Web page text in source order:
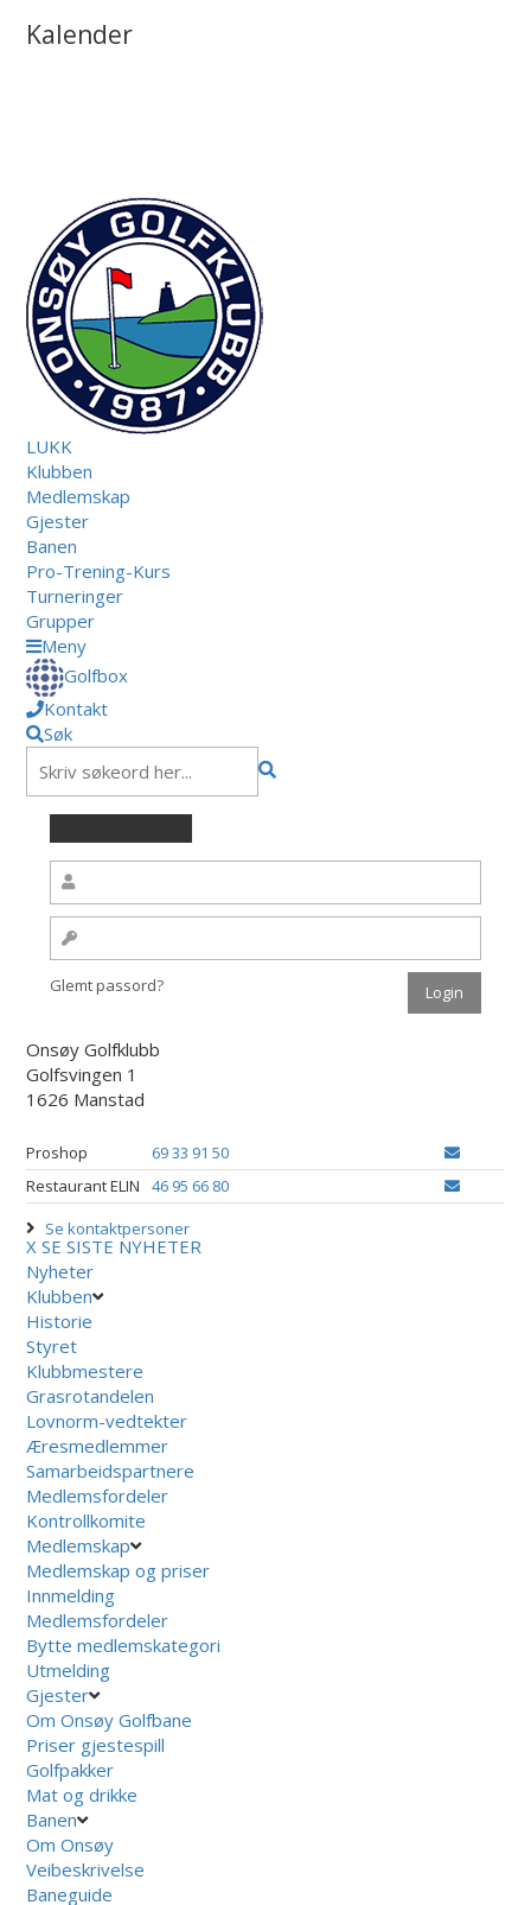
Kalender
LUKK
Klubben
Medlemskap
Gjester
Banen
Pro-Trening-Kurs
Turneringer
Grupper
Meny
Golfbox
Kontakt
Søk
Glemt passord?
Onsøy Golfklubb
Golfsvingen 1
1626 Manstad
Proshop
69 33 91 50
Restaurant ELIN
46 95 66 80
Se kontaktpersoner
X SE SISTE NYHETER
Nyheter
Klubben
Historie
Styret
Klubbmestere
Grasrotandelen
Lovnorm-vedtekter
Æresmedlemmer
Samarbeidspartnere
Medlemsfordeler
Kontrollkomite
Medlemskap
Medlemskap og priser
Innmelding
Medlemsfordeler
Bytte medlemskategori
Utmelding
Gjester
Om Onsøy Golfbane
Priser gjestespill
Golfpakker
Mat og drikke
Banen
Om Onsøy
Veibeskrivelse
Baneguide